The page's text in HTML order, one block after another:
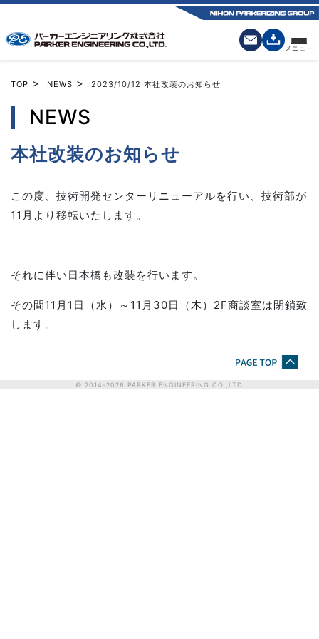
TOP > NEWS > 2023/10/12 本社改装のお知らせ
NEWS
本社改装のお知らせ
この度、技術開発センターリニューアルを行い、技術部が
11 月より移転いたします。
それに伴い日本橋も改装を行います。
その間11 月 1 日（水）～ 11 月 30日（木）2F商談室は閉鎖致
します。
© 2014- 2026 PARKER ENGINEERING CO.,LTD.